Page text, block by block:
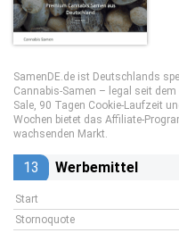
SamenDE.de ist Deutschlands
Cannabis-Samen – legal seit
Sale, 90 Tagen Cookie-Laufzeit
Wochen bietet das Affiliate-
wachsenden Markt.
13 Werbemittel
Start
Stornoquote